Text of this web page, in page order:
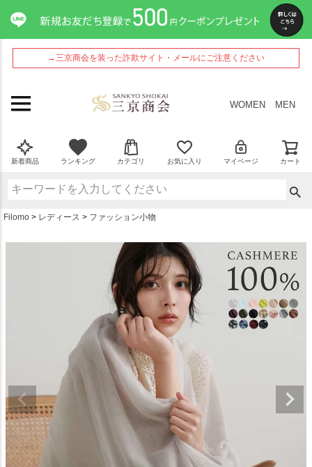
→三京商会を装った詐欺サイト・メールにご注意ください
WOMEN MEN
新着商品 ランキング カテゴリ お気に入り マイページ カート
Filomo レディース ファッション小物
ペー
ジト
ップ
へ